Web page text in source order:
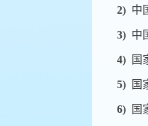
2) 中
3) 中
4) 国
5) 国
6) 国